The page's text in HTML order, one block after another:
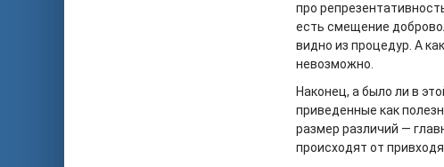
про
есть смещение
видно из процедур. А
невозможно.
Наконец, а было ли в
приведенные как
размер различий —
происходят от